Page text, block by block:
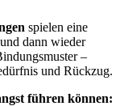
spielen eine
dann wieder
–
und Rückzug.
führen können: